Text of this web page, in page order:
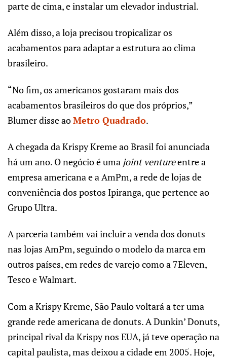
parte de cima, e instalar um elevador industrial.
Além disso, a loja precisou tropicalizar os
acabamentos para adaptar a estrutura ao clima
brasileiro.
“No fim, os americanos gostaram mais dos
acabamentos brasileiros do que dos próprios,”
Blumer disse aoMetro Quadrado.
A chegada da Krispy Kreme ao Brasil foi anunciada
há um ano. O negócio é uma joint ventureentre a
empresa americana e a AmPm, a rede de lojas de
conveniência dos postos Ipiranga, que pertence ao
Grupo Ultra.
A parceria também vai incluir a venda dos donuts
nas lojas AmPm, seguindo o modelo da marca em
outros países, em redes de varejo como a 7Eleven,
Tesco e Walmart.
Com a Krispy Kreme, São Paulo voltará a ter uma
grande rede americana de donuts. A Dunkin’ Donuts,
principal rival da Krispy nos EUA, já teve operação na
capital paulista, mas deixou a cidade em 2005. Hoje,